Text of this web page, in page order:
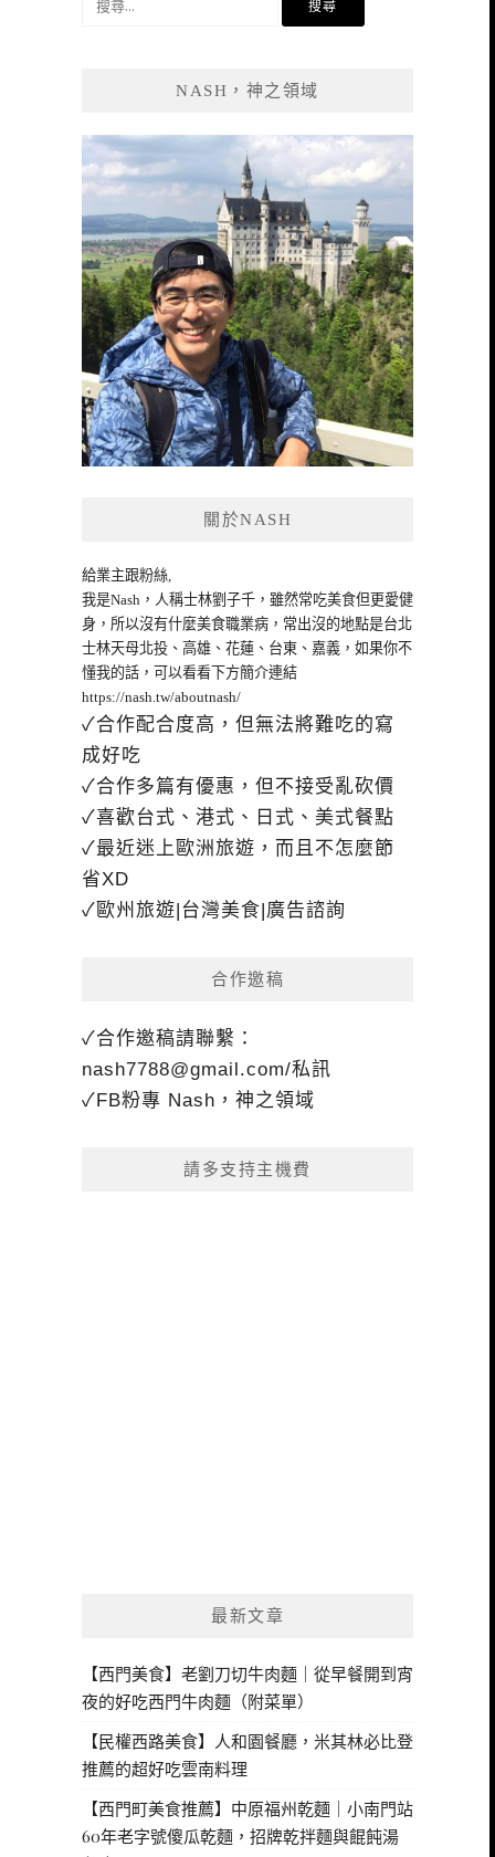
NASH，神之領域
關於NASH
給業主跟粉絲,
我是Nash，人稱士林劉子千，雖然常吃美食但更愛健
身，所以沒有什麼美食職業病，常出沒的地點是台北
士林天母北投、高雄、花蓮、台東、嘉義，如果你不
懂我的話，可以看看下方簡介連結
https://nash.tw/aboutnash/
✓合作配合度高，但無法將難吃的寫
成好吃
✓合作多篇有優惠，但不接受亂砍價
✓喜歡台式、港式、日式、美式餐點
✓最近迷上歐洲旅遊，而且不怎麼節
省XD
✓歐州旅遊|台灣美食|廣告諮詢
合作邀稿
✓合作邀稿請聯繫：
nash7788@gmail.com/私訊
✓FB粉專 Nash，神之領域
請多支持主機費
最新文章
【西門美食】老劉刀切牛肉麵｜從早餐開到宵
夜的好吃西門牛肉麵（附菜單）
【民權西路美食】人和園餐廳，米其林必比登
推薦的超好吃雲南料理
【西門町美食推薦】中原福州乾麵｜小南門站
60年老字號傻瓜乾麵，招牌乾拌麵與餛飩湯